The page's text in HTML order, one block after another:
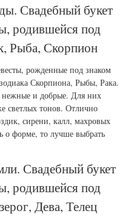
Свадебный букет
родившейся под
Рыба, Скорпион
рожденные под знаком
Скорпиона, Рыбы, Рака.
нежные и добрые. Для них
светлых тонов. Отлично
сирени, калл, махровых
о форме, то лучше выбрать
Свадебный букет
родившейся под
Дева, Телец